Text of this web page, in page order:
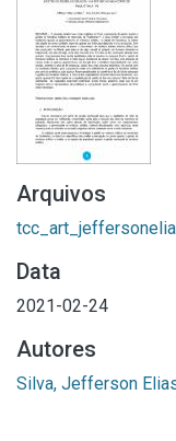
Arquivos
Data
2021-02-24
Autores
Silva, Jefferson